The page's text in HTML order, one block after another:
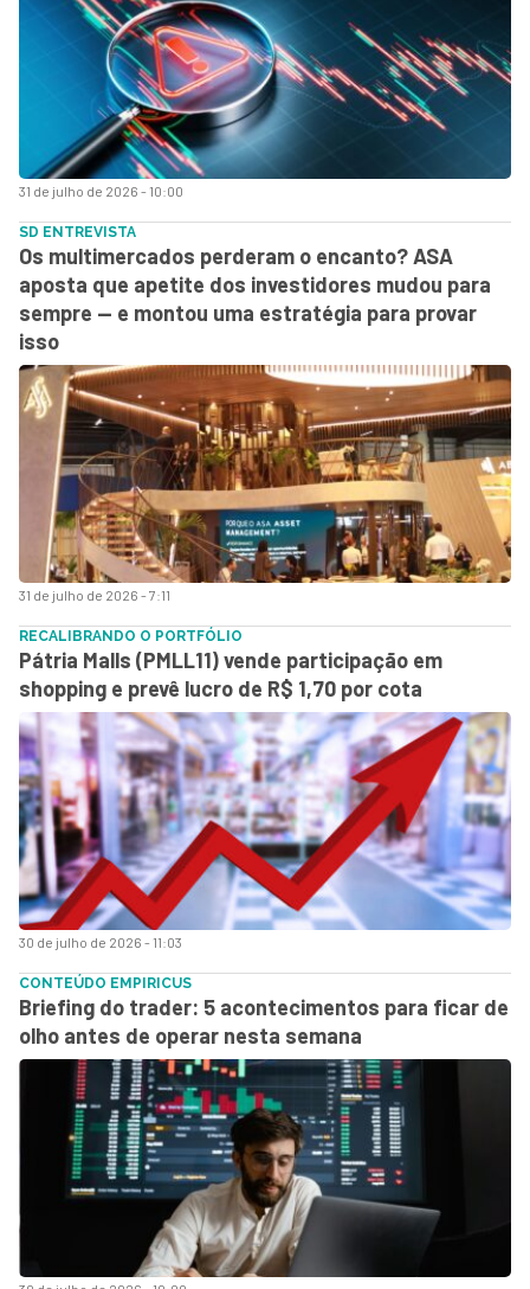
31 de julho de 2026 - 10:00
31 de julho de 2026 - 7:11
SD ENTREVISTA
Os multimercados perderam o encanto? ASA
aposta que apetite dos investidores mudou para
sempre — e montou uma estratégia para provar
isso
30 de julho de 2026 - 11:03
RECALIBRANDO O PORTFÓLIO
Pátria Malls (PMLL11) vende participação em
shopping e prevê lucro de R$ 1,70 por cota
CONTEÚDO EMPIRICUS
Briefing do trader: 5 acontecimentos para ficar de
olho antes de operar nesta semana